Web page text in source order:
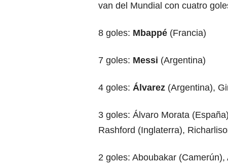
van del Mundial con cuatro
8 goles: Mbappé (Francia)
7 goles: Messi (Argentina)
4 goles: Álvarez (Argentina),
3 goles: Álvaro Morata
Rashford (Inglaterra),
2 goles: Aboubakar